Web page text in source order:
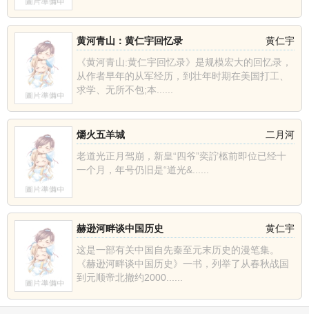
黄仁宇
黄河青山：黄仁宇回忆录
《黄河青山:黄仁宇回忆录》是规模宏大的回忆录，
从作者早年的从军经历，到壮年时期在美国打工、
求学、无所不包;本......
二月河
爝火五羊城
老道光正月驾崩，新皇“四爷”奕詝柩前即位已经十
一个月，年号仍旧是“道光&......
黄仁宇
赫逊河畔谈中国历史
这是一部有关中国自先秦至元末历史的漫笔集。
《赫逊河畔谈中国历史》一书，列举了从春秋战国
到元顺帝北撤约2000......